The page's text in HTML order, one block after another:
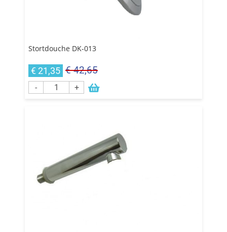
Stortdouche DK-013
€ 21,35 € 42,65
- +